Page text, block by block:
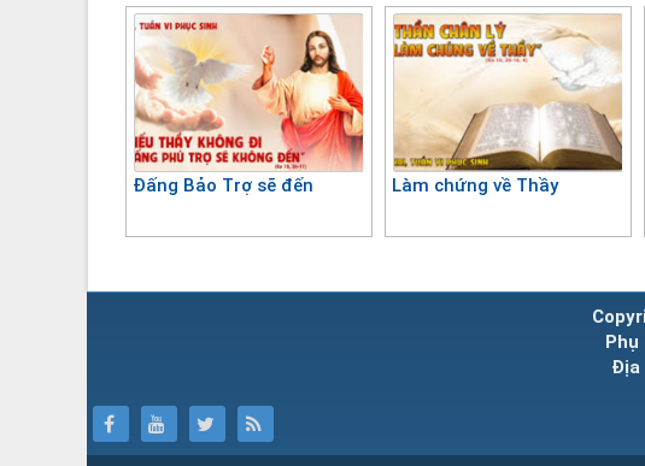
Đấng Bảo Trợ sẽ đến Làm chứng về Thầy
Phụ
Địa